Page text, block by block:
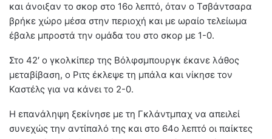
και άνοιξαν το σκορ στο 16ο λεπτό, όταν ο Τσβάντσαρα
βρήκε χώρο μέσα στην περιοχή και με ωραίο τελείωμα
έβαλε μπροστά την ομάδα του στο σκορ με 1-0.
Στο 42′ ο γκολκίπερ της Βόλφσμπουργκ έκανε λάθος
μεταβίβαση, ο Ριτς έκλεψε τη μπάλα και νίκησε τον
Καστέλς για να κάνει το 2-0.
Η επανάληψη ξεκίνησε με τη Γκλάντμπαχ να απειλεί
συνεχώς την αντίπαλό της και στο 64ο λεπτό οι παίκτες